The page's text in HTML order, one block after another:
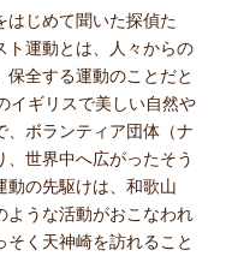
はじめて聞いた探偵た
ト運動とは、人々からの
全する運動のことだと
イギリスで美しい自然や
、ボランティア団体（ナ
世界中へ広がったそう
動の先駆けは、和歌山
ような活動がおこなわれ
く天神崎を訪れること